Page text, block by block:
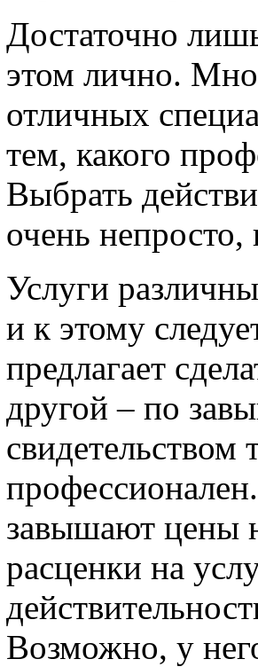
Достаточно
этом лично.
отличных
тем, какого
Выбрать
очень непросто,
Услуги
и к этому
предлагает
другой – по
свидетельством
завышают цены
расценки на
Возможно, у